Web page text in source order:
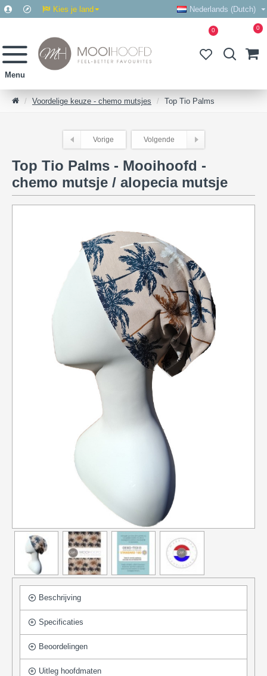
Kies je land Nederlands (Dutch)
0 0
Voordelige keuze - chemo mutsjes Top Tio Palms
Vorige Volgende
Top Tio Palms - Mooihoofd -
chemo mutsje / alopecia mutsje
Beschrijving
Specificaties
Beoordelingen
Uitleg hoofdmaten